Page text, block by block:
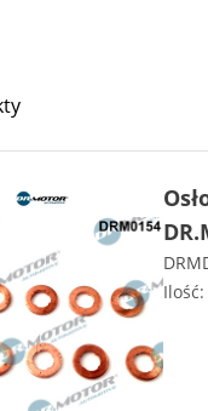
Ilość: